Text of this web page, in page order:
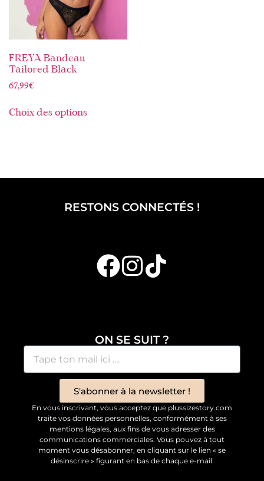
FREYA Bandeau
Tailored Black
67,99€
Choix des options
RESTONS CONNECTÉS !
ON SE SUIT ?
S'abonner à la newsletter !
En vous inscrivant, vous acceptez que plussizestory.com
traite vos données personnelles, conformément à ses
mentions légales, aux fins de vous adresser des
communications commerciales. Vous pouvez à tout
moment vous désabonner, en cliquant sur le lien « se
désinscrire » figurant en bas de chaque e-mail.